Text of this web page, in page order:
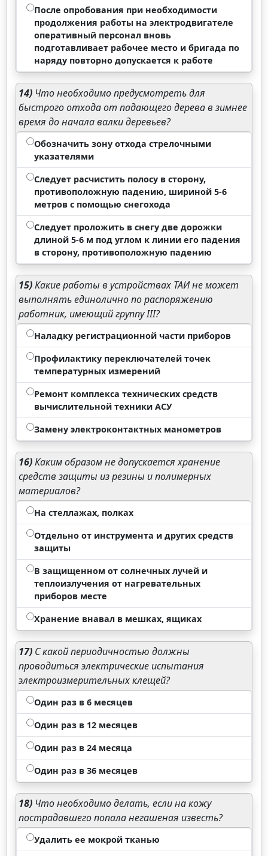
После опробования при необходимости
продолжения работы на электродвигателе
оперативный персонал вновь
подготавливает рабочее место и бригада по
наряду повторно допускается к работе
14) Что необходимо предусмотреть для
быстрого отхода от падающего дерева в зимнее
время до начала валки деревьев?
Обозначить зону отхода стрелочными
указателями
Следует расчистить полосу в сторону,
противоположную падению, шириной 5-6
метров с помощью снегохода
Следует проложить в снегу две дорожки
длиной 5-6 м под углом к линии его падения
в сторону, противоположную падению
15)Какие работы в устройствах ТАИ не может
выполнять единолично по распоряжению
работник, имеющий группу III?
Наладку регистрационной части приборов
Профилактику переключателей точек
температурных измерений
Ремонт комплекса технических средств
вычислительной техники АСУ
Замену электроконтактных манометров
16)Каким образом не допускается хранение
средств защиты из резины и полимерных
материалов?
На стеллажах, полках
Отдельно от инструмента и других средств
защиты
В защищенном от солнечных лучей и
теплоизлучения от нагревательных
приборов месте
Хранение внавал в мешках, ящиках
17) С какой периодичностью должны
проводиться электрические испытания
электроизмерительных клещей?
Один раз в 6 месяцев
Один раз в 12 месяцев
Один раз в 24 месяца
Один раз в 36 месяцев
18) Что необходимо делать, если на кожу
пострадавшего попала негашеная известь?
Удалить ее мокрой тканью